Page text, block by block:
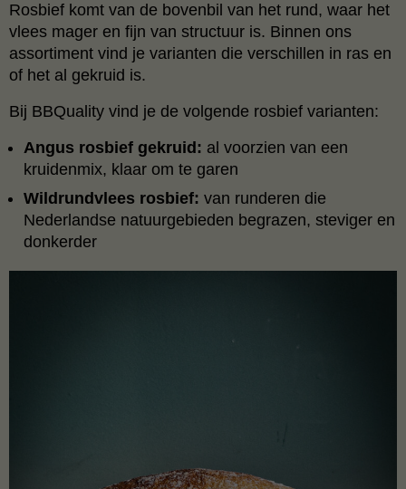
Rosbief komt van de bovenbil van het rund, waar het
vlees mager en fijn van structuur is. Binnen ons
assortiment vind je varianten die verschillen in ras en
of het al gekruid is.
Bij BBQuality vind je de volgende rosbief varianten:
Angus rosbief gekruid: al voorzien van een
kruidenmix, klaar om te garen
Wildrundvlees rosbief: van runderen die
Nederlandse natuurgebieden begrazen, steviger en
donkerder